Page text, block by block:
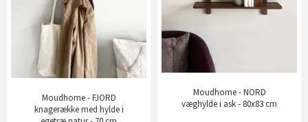
Moudhome - FJORD
knagerække med hylde i
Moudhome - NORD
væghylde i ask - 80x83 cm